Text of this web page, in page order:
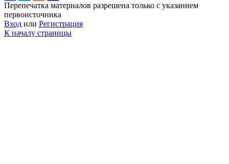
Перепечатка материалов разрешена только с указанием
первоисточника
Вход или Регистрация
К началу страницы